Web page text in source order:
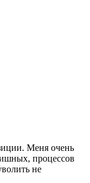
Меня очень
процессов
не